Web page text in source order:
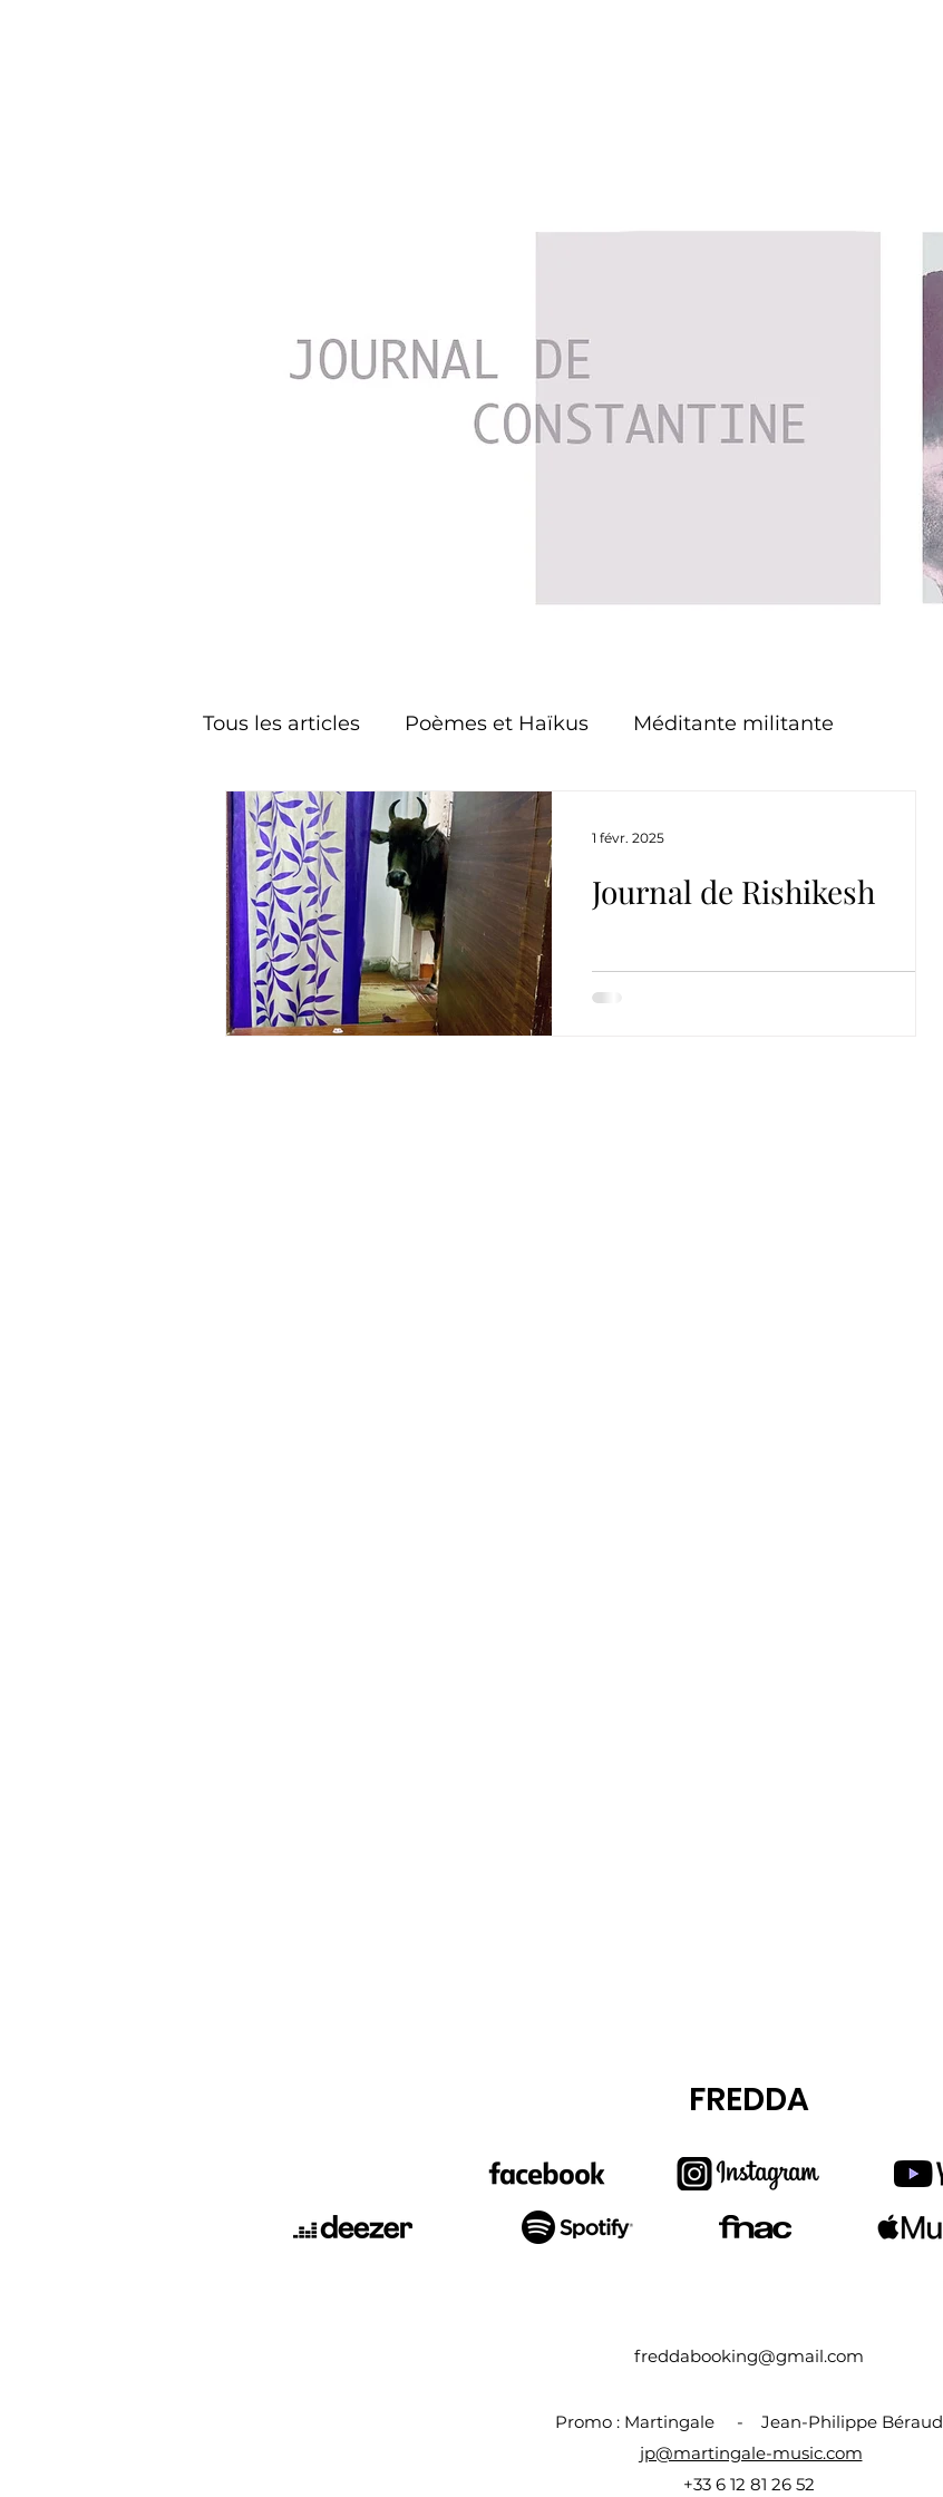
Tous les articles Poèmes et Haïkus Méditante militante
Eco horizons Carnets Bisolaires
Nourritures - inspirations VoyageJournal de Rishikesh
1 févr. 2025
FREDDA
freddabooking@gmail.com
Promo : Martingale - Jean-Philippe Béraud
jp@martingale-music.com
+33 6 12 81 26 52